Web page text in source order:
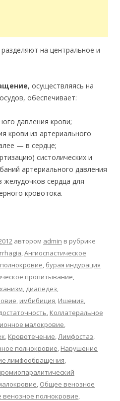
на центральное и
, осуществляясь на
обеспечивает:
давления крови;
крови из артериального
— в сердце;
систолических и
артериального давления
желудочков сердца для
кровотока.
автором admin в рубрике
,Ангиоспастическое
, бурая индурация
пропитывание,
, диапедез,
, имбибиция, Ишемия,
, Коллатеральное
малокровие,
, Кровотечение,Лимфостаз,
полнокровие, Нарушение
лимфообращения,
, Общее венозное
полнокровие,